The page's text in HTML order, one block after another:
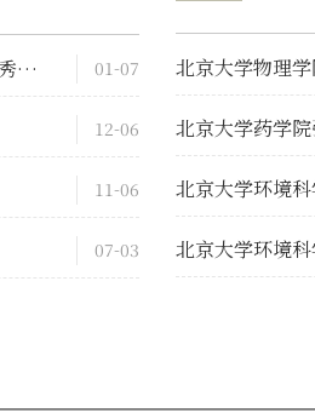
北京大学举办2024年进站博士后系列培训暨优秀博士后表彰活动 01-07
12-06
11-06
07-03